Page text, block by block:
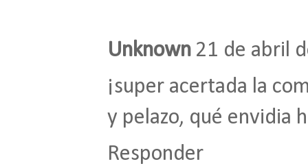
Unknown 21 de abril
¡super acertada la
y pelazo, qué envidia
Responder